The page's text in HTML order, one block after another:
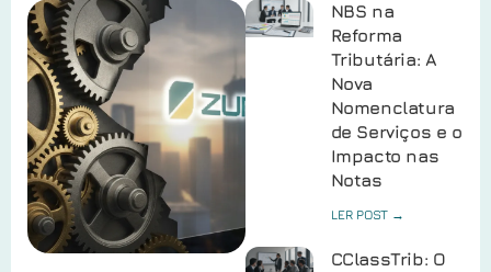
NBS na
Reforma
Tributária: A
Nova
Nomenclatura
de Serviços e o
Impacto nas
Notas
LER POST →
CClassTrib: O